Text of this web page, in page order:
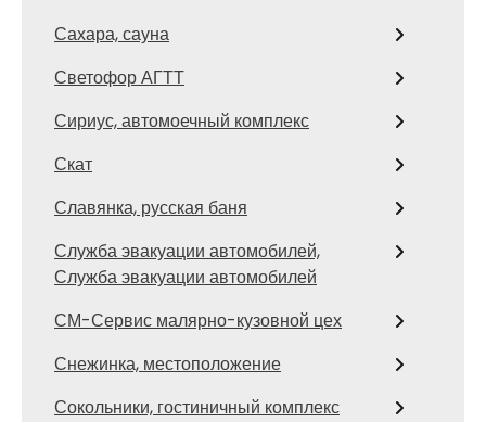
Сахара, сауна
Светофор АГТТ
Сириус, автомоечный комплекс
Скат
Славянка, русская баня
Служба эвакуации автомобилей,
Служба эвакуации автомобилей
СМ-Сервис малярно-кузовной цех
Снежинка, местоположение
Сокольники, гостиничный комплекс